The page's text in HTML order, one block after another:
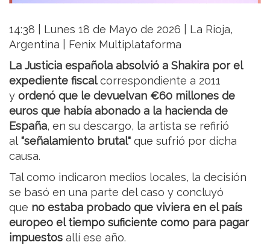
14:38 | Lunes 18 de Mayo de 2026 | La Rioja,
Argentina | Fenix Multiplataforma
La Justicia española absolvió a Shakira por el
expediente fiscalcorrespondiente a 2011
y ordenó que le devuelvan €60 millones de
euros que había abonado a la hacienda de
España, en su descargo, la artista se refirió
al “señalamiento brutal" que sufrió por dicha
causa.
Tal como indicaron medios locales, la decisión
se basó en una parte del caso y concluyó
que no estaba probado que viviera en el país
europeo el tiempo suficiente como para pagar
impuestos allí ese año.